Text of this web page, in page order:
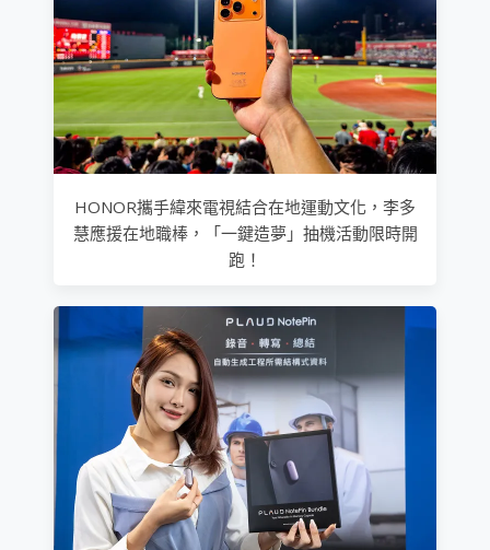
HONOR攜手緯來電視結合在地運動文化，李多
慧應援在地職棒，「一鍵造夢」抽機活動限時開
跑！